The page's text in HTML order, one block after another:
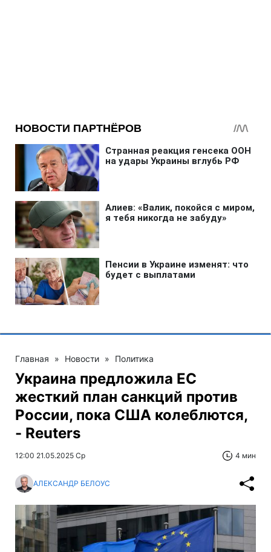
Главная » Новости » Политика
Украина предложила ЕС
жесткий план санкций против
России, пока США колеблются,
- Reuters
12:00 21.05.2025 Ср 4 мин
АЛЕКСАНДР БЕЛОУС